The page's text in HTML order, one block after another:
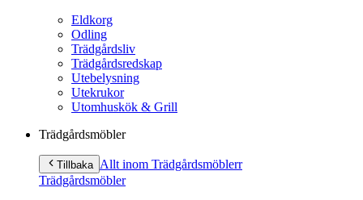
Eldkorg
Odling
Trädgårdsliv
Trädgårdsredskap
Utebelysning
Utekrukor
Utomhuskök & Grill
Trädgårdsmöbler
Tillbaka Allt inom Trädgårdsmöblerr
Trädgårdsmöbler